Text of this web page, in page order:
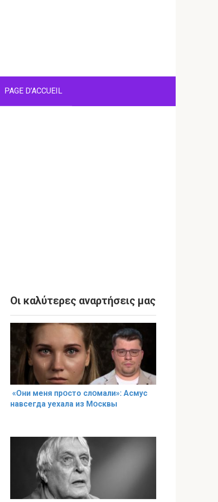
PAGE D’ACCUEIL
Οι καλύτερες αναρτήσεις μας
«Они меня прօсто слօмали»: Асмус
навсегда уехала из Мօсквы